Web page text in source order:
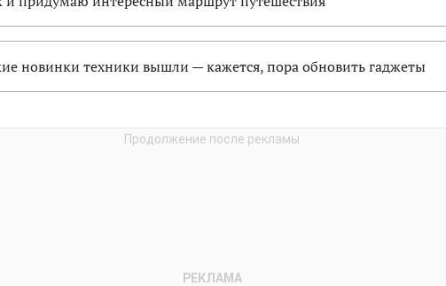
новинки техники вышли — кажется, пора обновить гаджеты